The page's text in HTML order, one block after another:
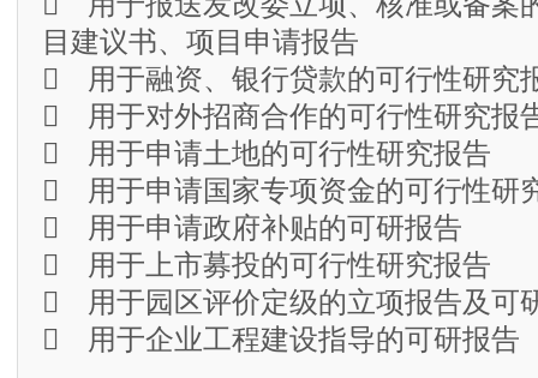
目建议书、项目申请报告
 用于融资、银行贷款的可行性研究
 用于对外招商合作的可行性研究报
 用于申请土地的可行性研究报告
 用于申请国家专项资金的可行性研
 用于申请政府补贴的可研报告
 用于上市募投的可行性研究报告
 用于园区评价定级的立项报告及可
 用于企业工程建设指导的可研报告